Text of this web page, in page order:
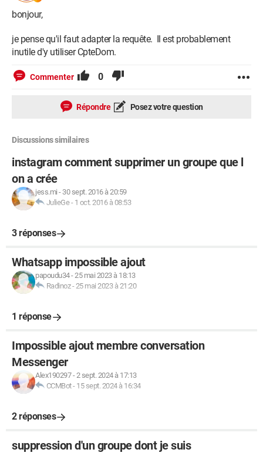
bonjour,
je pense qu'il faut adapter la requête. Il est probablement
inutile d'y utiliser CpteDom.
Commenter 0
Répondre Posez votre question
Discussions similaires
instagram comment supprimer un groupe que l
on a crée
jess.mi - 30 sept. 2016 à 20:59
JulieGe- 1 oct. 2016 à 08:53
3 réponses
Whatsapp impossible ajout
papoudu34-25 mai 2023 à 18:13
Radinoz-25 mai 2023 à 21:20
1 réponse
Impossible ajout membre conversation
Messenger
Alex190297-2 sept. 2024 à 17:13
CCMBot- 15 sept. 2024 à 16:34
2 réponses
suppression d'un groupe dont je suis